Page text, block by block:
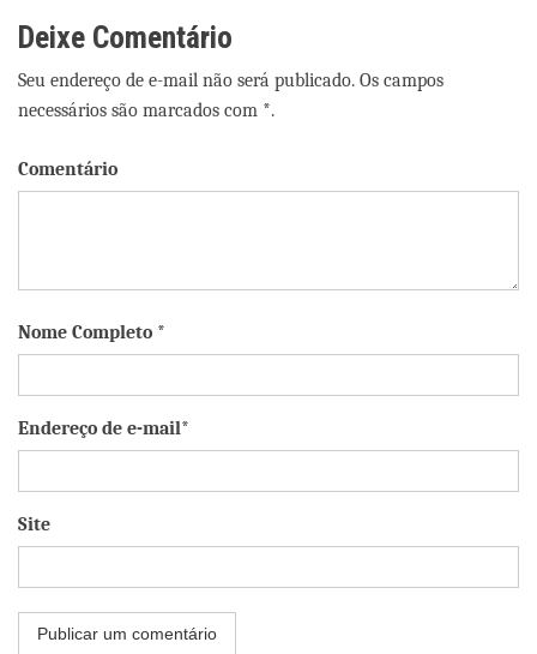
Deixe Comentário
Seu endereço de e-mail não será publicado. Os campos
necessários são marcados com *.
Comentário
Nome Completo *
Endereço de e-mail*
Site